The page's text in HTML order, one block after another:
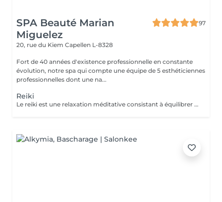
SPA Beauté Marian
Miguelez
97
20, rue du Kiem Capellen L-8328
Fort de 40 années d'existence professionnelle en constante
évolution, notre spa qui compte une équipe de 5 esthéticiennes
professionnelles dont une na...
Reiki
Le reiki est une relaxation méditative consistant à équilibrer les énergies de la personne, pour qu'elle trouve un apaisement durable et profond au niveau de son corps, de son psychique et de son émotionnel. Elle utilise un toucher sur des points spécifiques du circuit énergétique du corps et favorise ainsi l'émergence des potentiels naturels solutionnant. Le praticien capte l'énergie universelle du cosmos et de la terre et la transmet au receveur par l'imposition des mains. L'énergie circule alors dans tout le corps du receveur : elle aligne, nettoie, équilibre, transforme, soigne ce qui peut l'être pendant le soin.Le Reiki agit sur la totalité de l'individu et donc sur ses indivisibles composantes mentale, physique, émotionnelle et spirituelle. Comment se déroule une séance Reiki ? Le receveur reste habillé, se déchausse et s'installe confortablement sur une table de massage. Le praticien pose légèrement ses mains sur les chakras (roues d'énergie) du receveur, pendant environ 3 minutes par position. Durant la première demi-heure, le receveur est couché sur le dos. Puis il se tourne sur le ventre. La séance est généralement accompagnée d'une musique douce et relaxante.